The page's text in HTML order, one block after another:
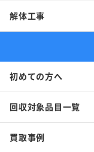
解体工事
初めての方へ
回収対象品目一覧
買取事例